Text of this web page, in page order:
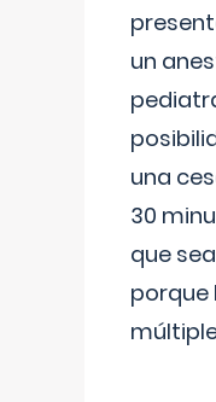
un
una
30
que
porque